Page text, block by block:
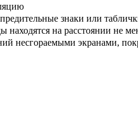
знаки или
находятся на расстоянии не
несгораемыми экранами,